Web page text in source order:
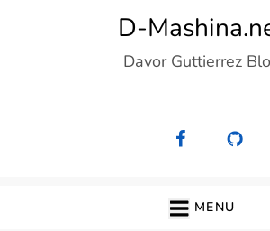
D-
Davor Guttierrez
MENU